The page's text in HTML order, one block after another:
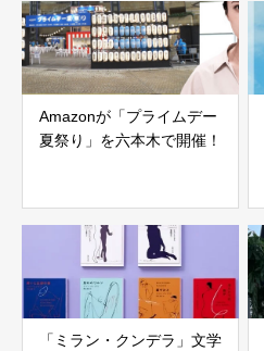
Amazonが「プライムデー
夏祭り」を六本木で開催！
「ミラン・クンデラ」文学